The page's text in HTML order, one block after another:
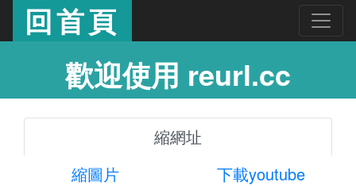
回首頁
歡迎使用 reurl.cc
縮網址
縮圖片
下載youtube